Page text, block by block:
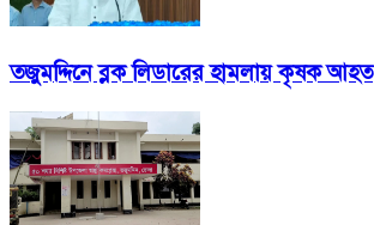
তজুমদ্দিনে ব্লক লিডারের হামলায় কৃষক আহত